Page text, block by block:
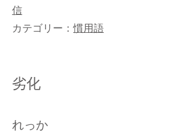
信
カテゴリー：慣用語
劣化
れっか